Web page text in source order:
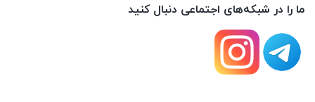
ما را در شبکه‌های اجتماعی دنبال کنید